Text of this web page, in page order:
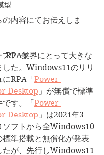
型
プワーク
内容にてお伝えしま
RPA業界にとって大きな
した。Windows11のリリ
RPA「 Power
Desktop 」が無償で標準
す。「 Power
Desktop 」は2021年3
ソフトから全Windows10
標準搭載と無償化が発表
たが、先行しWindows11